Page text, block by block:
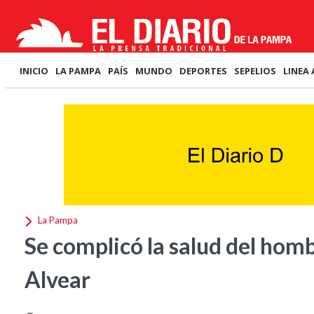
INICIO LA PAMPA PAÍS MUNDO DEPORTES SEPELIOS LINEA
La Pampa
Se complicó la salud del
Alvear